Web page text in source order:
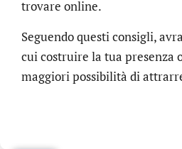
trovare online.
Seguendo questi consigli,
cui costruire la tua presenza
maggiori possibilità di